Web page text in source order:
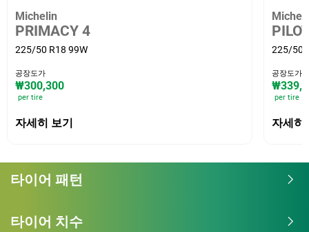
Michelin
PRIMACY 4
225/50 R18 99W
공장도가
₩300,300
per tire
자세히 보기
225/50
공장도가
per tire
자세히
타이어 패턴
타이어 치수